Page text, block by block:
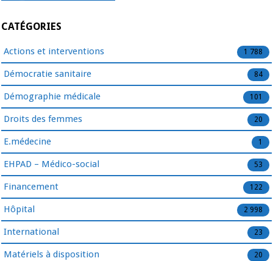
CATÉGORIES
Actions et interventions 1 788
Démocratie sanitaire 84
Démographie médicale 101
Droits des femmes 20
E.médecine 1
EHPAD – Médico-social 53
Financement 122
Hôpital 2 998
International 23
Matériels à disposition 20